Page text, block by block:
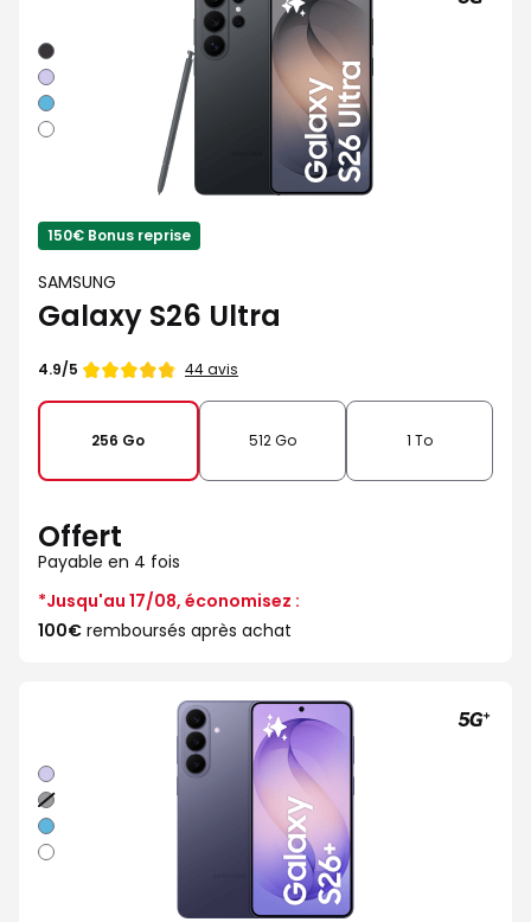
Noir
Violet
Bleu
Blanc
150€ Bonus reprise
SAMSUNG
Galaxy S26 Ultra
Note
4.9/5 44 avis
256 Go 512 Go 1 To
Offert
Payable en 4 fois
*Jusqu'au 17/08, économisez :
100€ remboursés après achat
Violet
Noir
Bleu
Blanc